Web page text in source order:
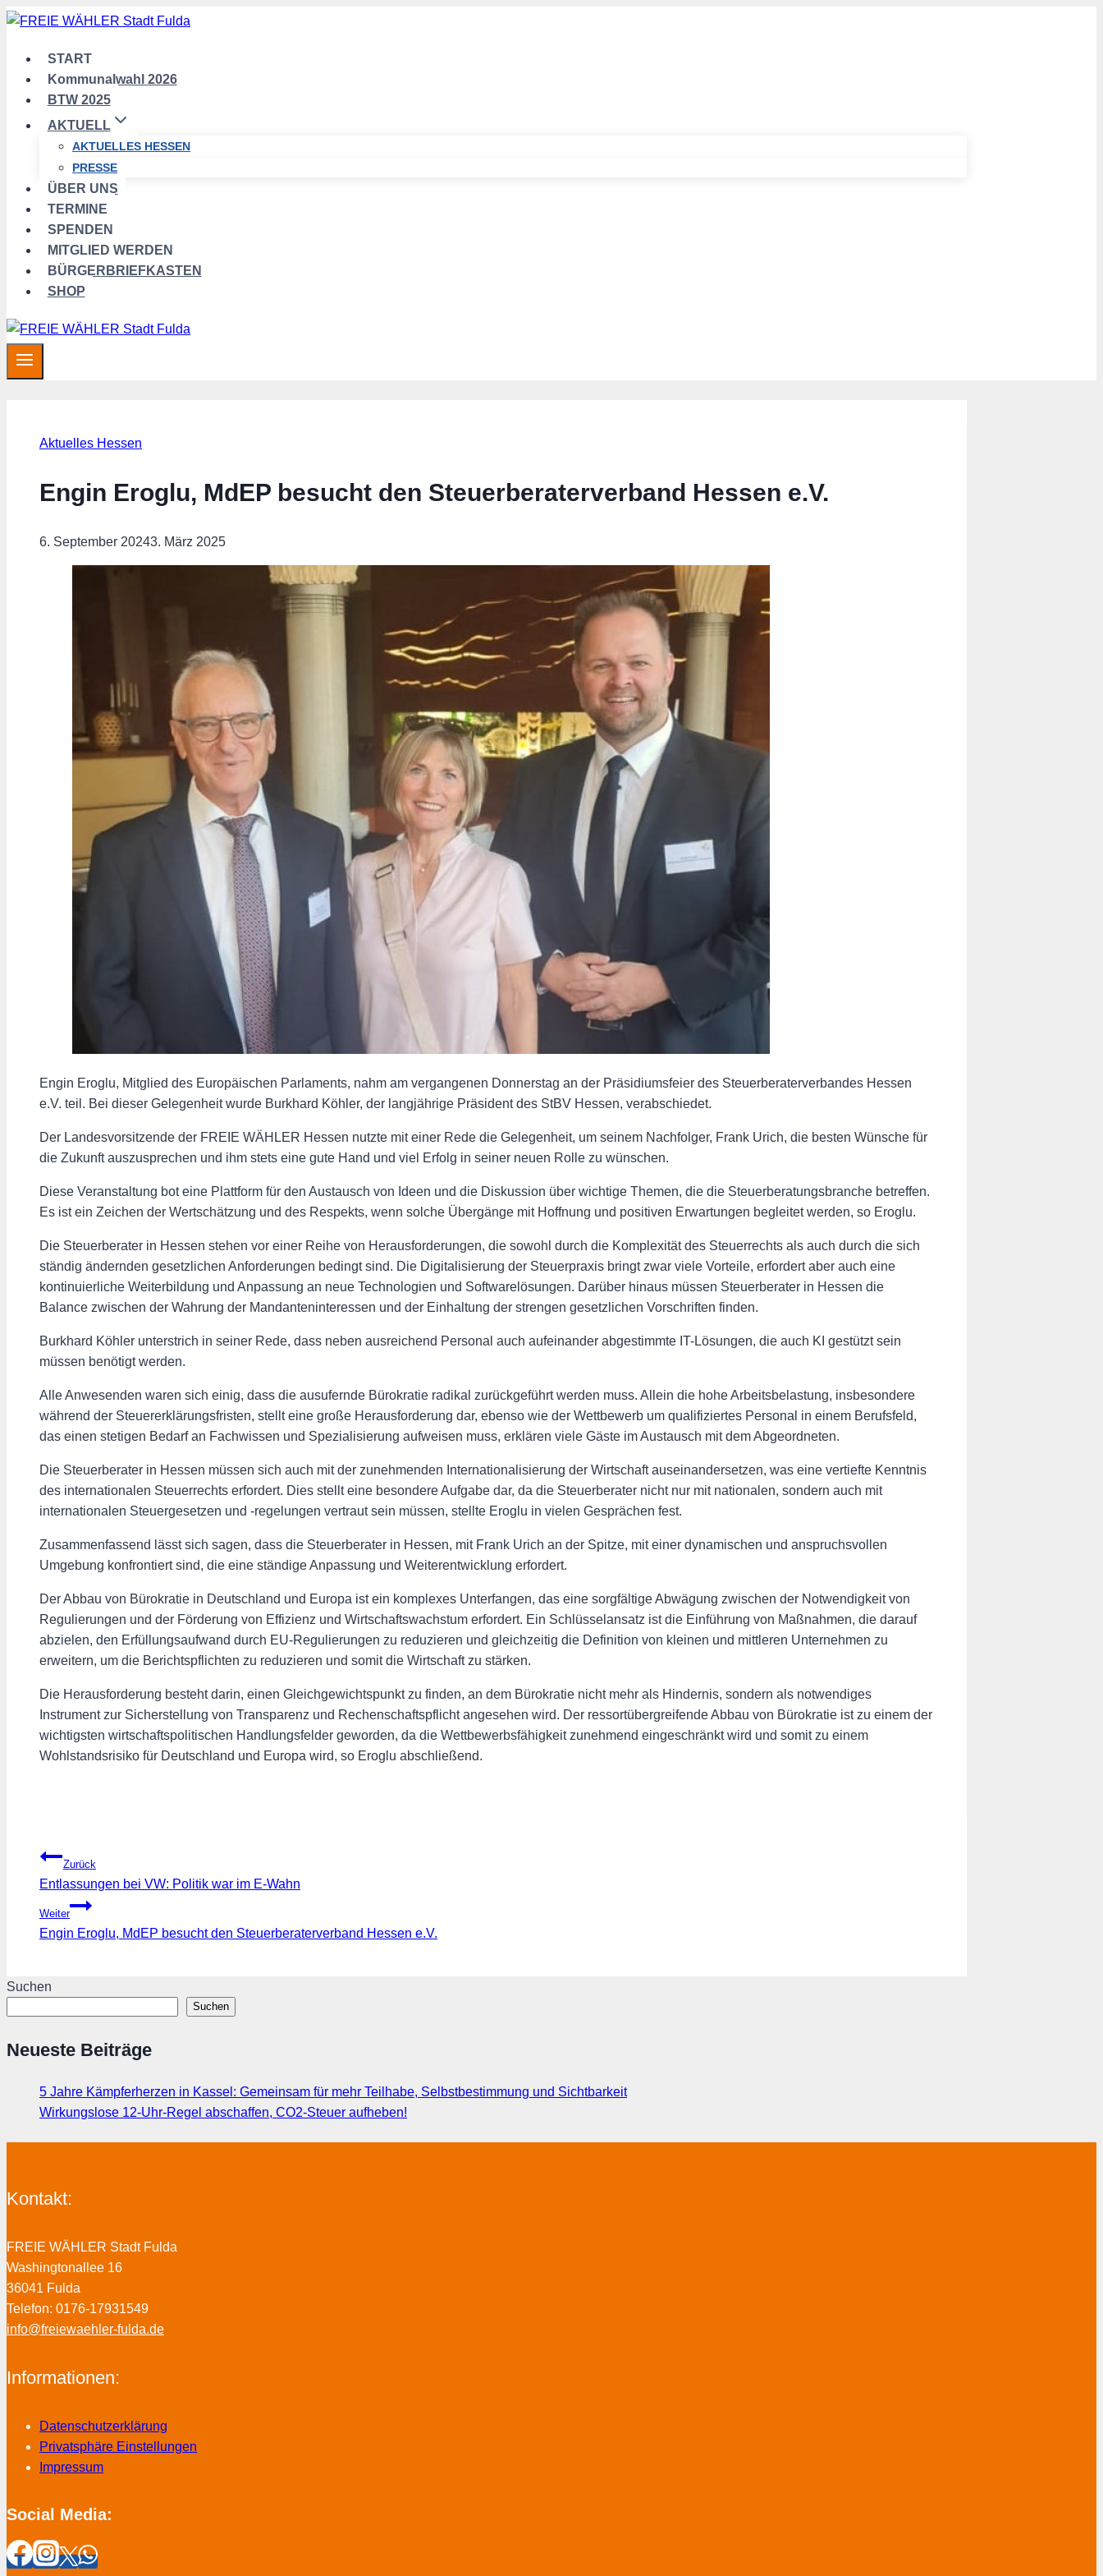
Zum
springenSTART
Kommunalwahl 2026
BTW 2025
AKTUELL
AKTUELLES HESSEN
PRESSE
ÜBER UNS
TERMINE
SPENDEN
MITGLIED WERDEN
BÜRGERBRIEFKASTEN
SHOP
Aktuelles Hessen
Engin Eroglu, MdEP besucht den Steuerberaterverband Hessen e.V.
6. September 20243. März 2025
Engin Eroglu, Mitglied des Europäischen Parlaments, nahm am vergangenen Donnerstag an der Präsidiumsfeier des Steuerberaterverbandes Hessen
e.V. teil. Bei dieser Gelegenheit wurde Burkhard Köhler, der langjährige Präsident des StBV Hessen, verabschiedet.
Der Landesvorsitzende der FREIE WÄHLER Hessen nutzte mit einer Rede die Gelegenheit, um seinem Nachfolger, Frank Urich, die besten Wünsche für
die Zukunft auszusprechen und ihm stets eine gute Hand und viel Erfolg in seiner neuen Rolle zu wünschen.
Diese Veranstaltung bot eine Plattform für den Austausch von Ideen und die Diskussion über wichtige Themen, die die Steuerberatungsbranche betreffen.
Es ist ein Zeichen der Wertschätzung und des Respekts, wenn solche Übergänge mit Hoffnung und positiven Erwartungen begleitet werden, so Eroglu.
Die Steuerberater in Hessen stehen vor einer Reihe von Herausforderungen, die sowohl durch die Komplexität des Steuerrechts als auch durch die sich
ständig ändernden gesetzlichen Anforderungen bedingt sind. Die Digitalisierung der Steuerpraxis bringt zwar viele Vorteile, erfordert aber auch eine
kontinuierliche Weiterbildung und Anpassung an neue Technologien und Softwarelösungen. Darüber hinaus müssen Steuerberater in Hessen die
Balance zwischen der Wahrung der Mandanteninteressen und der Einhaltung der strengen gesetzlichen Vorschriften finden.
Burkhard Köhler unterstrich in seiner Rede, dass neben ausreichend Personal auch aufeinander abgestimmte IT-Lösungen, die auch KI gestützt sein
müssen benötigt werden.
Alle Anwesenden waren sich einig, dass die ausufernde Bürokratie radikal zurückgeführt werden muss. Allein die hohe Arbeitsbelastung, insbesondere
während der Steuererklärungsfristen, stellt eine große Herausforderung dar, ebenso wie der Wettbewerb um qualifiziertes Personal in einem Berufsfeld,
das einen stetigen Bedarf an Fachwissen und Spezialisierung aufweisen muss, erklären viele Gäste im Austausch mit dem Abgeordneten.
Die Steuerberater in Hessen müssen sich auch mit der zunehmenden Internationalisierung der Wirtschaft auseinandersetzen, was eine vertiefte Kenntnis
des internationalen Steuerrechts erfordert. Dies stellt eine besondere Aufgabe dar, da die Steuerberater nicht nur mit nationalen, sondern auch mit
internationalen Steuergesetzen und -regelungen vertraut sein müssen, stellte Eroglu in vielen Gesprächen fest.
Zusammenfassend lässt sich sagen, dass die Steuerberater in Hessen, mit Frank Urich an der Spitze, mit einer dynamischen und anspruchsvollen
Umgebung konfrontiert sind, die eine ständige Anpassung und Weiterentwicklung erfordert.
Der Abbau von Bürokratie in Deutschland und Europa ist ein komplexes Unterfangen, das eine sorgfältige Abwägung zwischen der Notwendigkeit von
Regulierungen und der Förderung von Effizienz und Wirtschaftswachstum erfordert. Ein Schlüsselansatz ist die Einführung von Maßnahmen, die darauf
abzielen, den Erfüllungsaufwand durch EU-Regulierungen zu reduzieren und gleichzeitig die Definition von kleinen und mittleren Unternehmen zu
erweitern, um die Berichtspflichten zu reduzieren und somit die Wirtschaft zu stärken.
Die Herausforderung besteht darin, einen Gleichgewichtspunkt zu finden, an dem Bürokratie nicht mehr als Hindernis, sondern als notwendiges
Instrument zur Sicherstellung von Transparenz und Rechenschaftspflicht angesehen wird. Der ressortübergreifende Abbau von Bürokratie ist zu einem der
wichtigsten wirtschaftspolitischen Handlungsfelder geworden, da die Wettbewerbsfähigkeit zunehmend eingeschränkt wird und somit zu einem
Wohlstandsrisiko für Deutschland und Europa wird, so Eroglu abschließend.
Beitragsnavigation
Zurück
Entlassungen bei VW: Politik war im E-Wahn
Weiter
Engin Eroglu, MdEP besucht den Steuerberaterverband Hessen e.V.
Suchen
Suchen
Neueste Beiträge
5 Jahre Kämpferherzen in Kassel: Gemeinsam für mehr Teilhabe, Selbstbestimmung und Sichtbarkeit
Wirkungslose 12-Uhr-Regel abschaffen, CO2-Steuer aufheben!
Kontakt:
FREIE WÄHLER Stadt Fulda
Washingtonallee 16
36041 Fulda
Telefon: 0176-17931549
info@freiewaehler-fulda.de
Informationen:
Datenschutzerklärung
Privatsphäre Einstellungen
Impressum
Social Media: